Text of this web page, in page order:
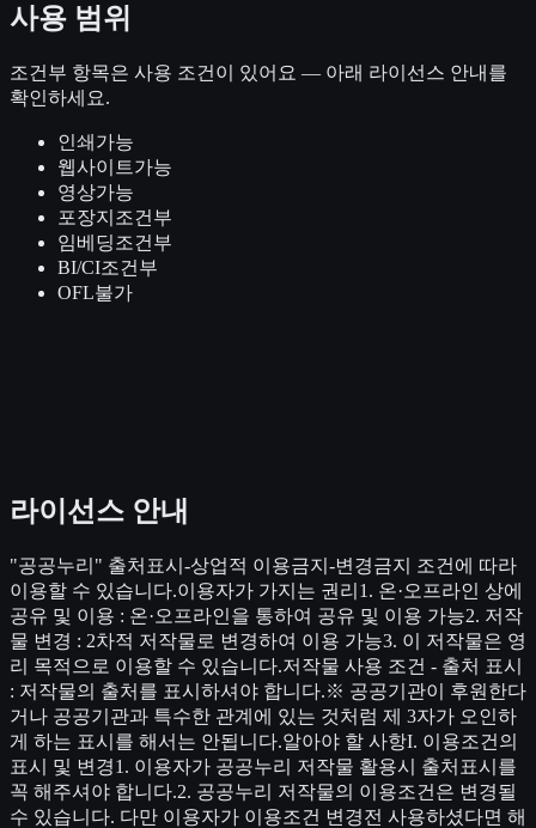
사용 범위
조건부 항목은 사용 조건이 있어요 — 아래 라이선스 안내를
확인하세요.
인쇄 가능
웹사이트가능
영상가능
포장지 조건부
임베딩조건부
BI/CI조건부
OFL불가
라이선스 안내
"공공누리" 출처표시-상업적 이용금지-변경금지 조건에 따라
이용할 수 있습니다.이용자가 가지는 권리1. 온·오프라인 상에
공유 및 이용 : 온·오프라인을 통하여 공유 및 이용 가능2. 저작
물 변경 : 2차적 저작물로 변경하여 이용 가능3. 이 저작물은 영
리 목적으로 이용할 수 있습니다.저작물 사용 조건 - 출처 표시
: 저작물의 출처를 표시하셔야 합니다.※ 공공기관이 후원한다
거나 공공기관과 특수한 관계에 있는 것처럼 제 3자가 오인하
게 하는 표시를 해서는 안됩니다.알아야 할 사항I. 이용조건의
표시 및 변경1. 이용자가 공공누리 저작물 활용시 출처표시를
꼭 해주셔야 합니다.2. 공공누리 저작물의 이용조건은 변경될
수 있습니다. 다만 이용자가 이용조건 변경전 사용하셨다면 해